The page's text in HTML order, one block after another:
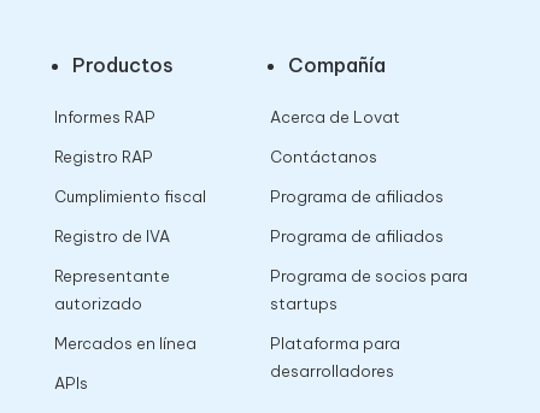
Productos
Informes RAP
Registro RAP
Cumplimiento fiscal
Registro de IVA
Representante
autorizado
Mercados en línea
APIs
Compañía
Acerca de Lovat
Contáctanos
Programa de afiliados
Programa de afiliados
Programa de socios para
startups
Plataforma para
desarrolladores